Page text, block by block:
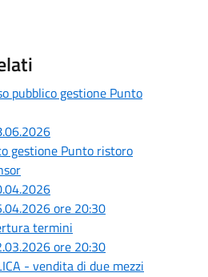
pubblico gestione Punto
gestione Punto ristoro
ore 20:30
termini
ore 20:30
- vendita di due mezzi